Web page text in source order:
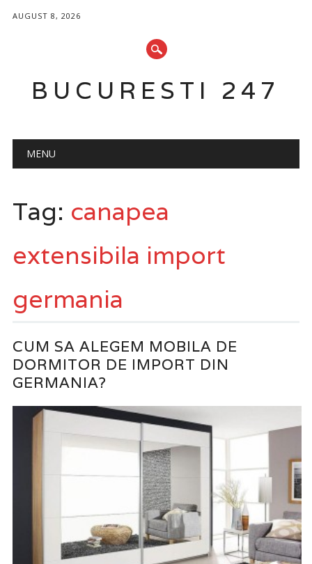
AUGUST 8, 2026
BUCURESTI 247
Main menu
MENU
Tag: canapea
extensibila import
germania
CUM SA ALEGEM MOBILA DE
DORMITOR DE IMPORT DIN
GERMANIA?